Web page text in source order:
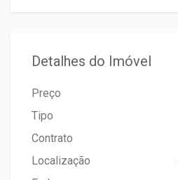
Detalhes do Imóvel
Preço
Tipo
Contrato
Localização